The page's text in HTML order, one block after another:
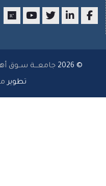
جامعـــة ســوق أهراس.
مكتب